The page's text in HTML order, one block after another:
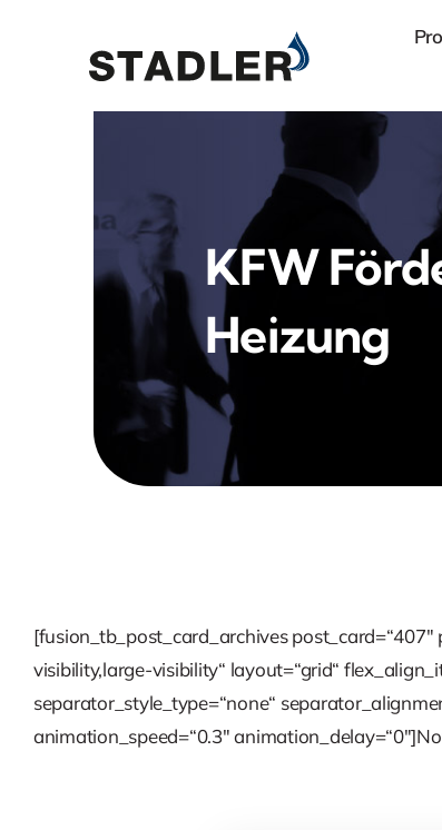
KFW
Heizung
[fusion_tb_post_card_archives
visibility,large-visibility“ layout=“grid“
separator_style_type=“none“
animation_speed=“0.3″